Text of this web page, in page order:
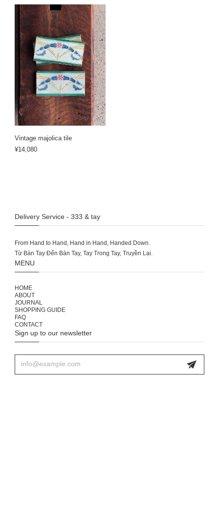
Vintage majolica tile
¥14,080
Delivery Service - 333 & tay
From Hand to Hand, Hand in Hand, Handed Down.
MENU
HOME
ABOUT
JOURNAL
SHOPPING GUIDE
FAQ
CONTACT
Sign up to our newsletter